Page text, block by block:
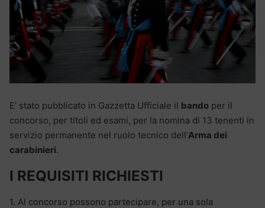
E’ stato pubblicato in Gazzetta Ufficiale il bando per il
concorso, per titoli ed esami, per la nomina di 13 tenenti in
servizio permanente nel ruolo tecnico dell’Arma dei
carabinieri.
I REQUISITI RICHIESTI
1. Al concorso possono partecipare, per una sola